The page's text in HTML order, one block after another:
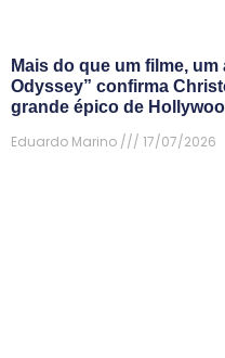
Mais do que um filme,
Odyssey” confirma
grande épico de
Eduardo Marino
17/07/2026